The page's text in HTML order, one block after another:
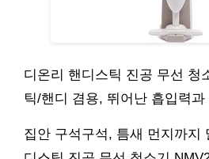
디온리 핸디스틱 진공 무선 청
틱/핸디 겸용, 뛰어난 흡입력
집안 구석구석, 틈새 먼지까지